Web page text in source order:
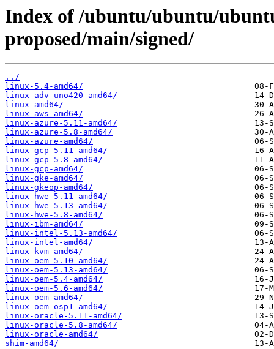
Index of /ubuntu/ubuntu/
proposed/main/signed/
../
linux-5.4-amd64/
linux-adv-uno420-amd64/
linux-amd64/
linux-aws-amd64/
linux-azure-5.11-amd64/
linux-azure-5.8-amd64/
linux-azure-amd64/
linux-gcp-5.11-amd64/
linux-gcp-5.8-amd64/
linux-gcp-amd64/
linux-gke-amd64/
linux-gkeop-amd64/
linux-hwe-5.11-amd64/
linux-hwe-5.13-amd64/
linux-hwe-5.8-amd64/
linux-ibm-amd64/
linux-intel-5.13-amd64/
linux-intel-amd64/
linux-kvm-amd64/
linux-oem-5.10-amd64/
linux-oem-5.13-amd64/
linux-oem-5.4-amd64/
linux-oem-5.6-amd64/
linux-oem-amd64/
linux-oem-osp1-amd64/
linux-oracle-5.11-amd64/
linux-oracle-5.8-amd64/
linux-oracle-amd64/
shim-amd64/